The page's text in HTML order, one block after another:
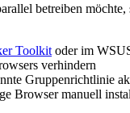
betreiben
Toolkit oder im
verhindern
Gruppenrichtlinie
Browser manuell